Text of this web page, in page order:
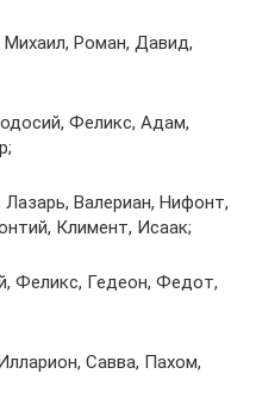
Михаил, Роман, Давид,
Феликс, Адам,
Валериан, Нифонт,
Климент, Исаак;
Феликс, Гедеон, Федот,
Савва, Пахом,